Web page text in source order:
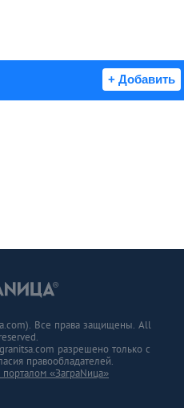
+ Добавить
Все права защищены. All
разрешено только с
правообладателей.
«ЗаграNица»